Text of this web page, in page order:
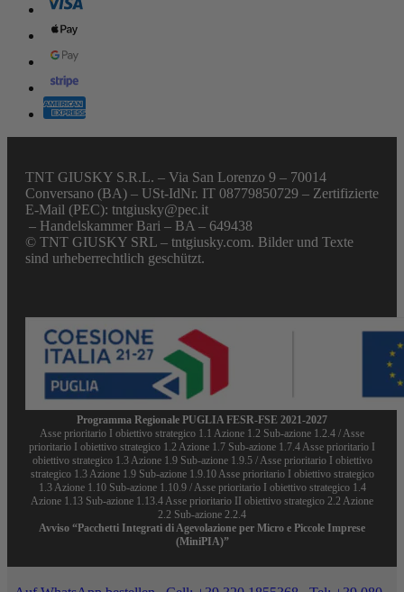
TNT GIUSKY S.R.L. – Via San Lorenzo 9 – 70014
Conversano (BA) – USt-IdNr. IT 08779850729 – Zertifizierte
E-Mail (PEC): tntgiusky@pec.it
– Handelskammer Bari – BA – 649438
© TNT GIUSKY SRL – tntgiusky.com. Bilder und Texte
sind urheberrechtlich geschützt.
Programma Regionale PUGLIA FESR-FSE 2021-2027
Asse prioritario I obiettivo strategico 1.1 Azione 1.2 Sub-azione 1.2.4 / Asse
prioritario I obiettivo strategico 1.2 Azione 1.7 Sub-azione 1.7.4 Asse prioritario I
obiettivo strategico 1.3 Azione 1.9 Sub-azione 1.9.5 / Asse prioritario I obiettivo
strategico 1.3 Azione 1.9 Sub-azione 1.9.10 Asse prioritario I obiettivo strategico
1.3 Azione 1.10 Sub-azione 1.10.9 / Asse prioritario I obiettivo strategico 1.4
Azione 1.13 Sub-azione 1.13.4 Asse prioritario II obiettivo strategico 2.2 Azione
2.2 Sub-azione 2.2.4
Avviso “Pacchetti Integrati di Agevolazione per Micro e Piccole Imprese
(MiniPIA)”